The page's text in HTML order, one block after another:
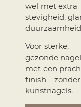
wel met extra
stevigheid,
Voor sterke,
gezonde
met een
finish – zonder
kunstnagels.